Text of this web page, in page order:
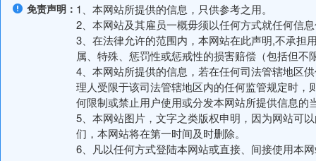
免责声明： 1、本网站所提供的信息，只供参考之用。
2、本网站及其雇员一概毋须以任何方式就任何信
3、在法律允许的范围内，本网站在此声明,不承担
属、特殊、惩罚性或惩戒性的损害赔偿（包括但
4、本网站所提供的信息，若在任何司法管辖地区
理人受限于该司法管辖地区内的任何监管规定时
何限制或禁止用户使用或分发本网站所提供信息的
5、本网站图片，文字之类版权申明，因为网站可
们，本网站将在第一时间及时删除。
6、凡以任何方式登陆本网站或直接、间接使用本